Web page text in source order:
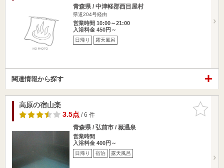
青森県 / 中津軽郡西目屋村
県道204号経由
営業時間 10:00～21:00
入浴料金 450円～
日帰り 露天風呂
関連情報から探す
お気に入
りに追加
高原の宿山楽
3.5点/ 6 件
青森県 / 弘前市 / 嶽温泉
営業時間
入浴料金 400円～
日帰り 宿泊 露天風呂